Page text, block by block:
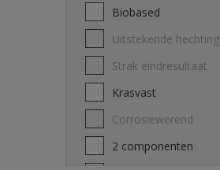
Biobased
Uitstekende hechting
Strak eindresultaat
Krasvast
Corrosiewerend
2 componenten